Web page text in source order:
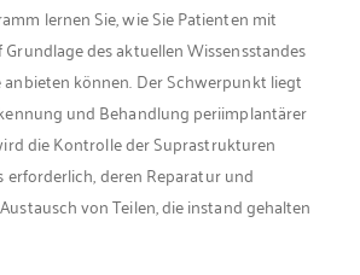
lernen Sie, wie Sie Patienten mit
des aktuellen Wissensstandes
können. Der Schwerpunkt liegt
und Behandlung periimplantärer
die Kontrolle der Suprastrukturen
erforderlich, deren Reparatur und
von Teilen, die instand gehalten